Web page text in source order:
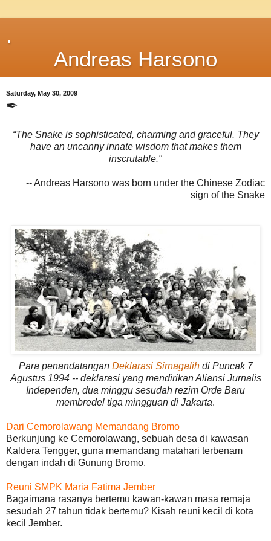
.
Andreas Harsono
Saturday, May 30, 2009
✒
“The Snake is sophisticated, charming and graceful. They
have an uncanny innate wisdom that makes them
inscrutable."
-- Andreas Harsono was born under the Chinese Zodiac
sign of the Snake
Para penandatangan Deklarasi Sirnagalihdi Puncak 7
Agustus 1994 -- deklarasi yang mendirikan Aliansi Jurnalis
Independen, dua minggu sesudah rezim Orde Baru
membredel tiga mingguan di Jakarta.
Dari Cemorolawang Memandang Bromo
Berkunjung ke Cemorolawang, sebuah desa di kawasan
Kaldera Tengger, guna memandang matahari terbenam
dengan indah di Gunung Bromo.
Reuni SMPK Maria Fatima Jember
Bagaimana rasanya bertemu kawan-kawan masa remaja
sesudah 27 tahun tidak bertemu? Kisah reuni kecil di kota
kecil Jember.